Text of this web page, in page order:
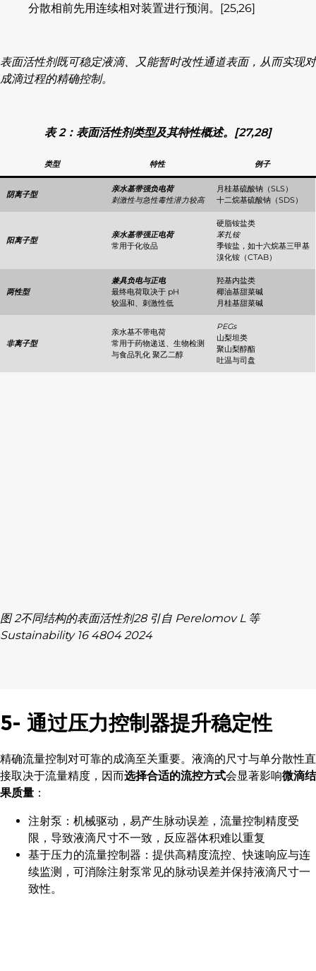
分散相前先用连续相对装置进行预润。[25,26]
表面活性剂既可稳定液滴、又能暂时改性通道表面，从而实现对
成滴过程的精确控制。
表 2：表面活性剂类型及其特性概述。[27,28]
类型 特性 例子
阴离子型
亲水基带强负电荷
刺激性与急性毒性潜力较高
月桂基硫酸钠（SLS）
十二烷基硫酸钠（SDS）
阳离子型
亲水基带强正电荷
常用于化妆品
硬脂铵盐类
苯扎铵
季铵盐，如十六烷基三甲基
溴化铵（CTAB）
两性型
兼具负电与正电
最终电荷取决于 pH
较温和、刺激性低
羟基内盐类
椰油基甜菜碱
月桂基甜菜碱
非离子型
亲水基不带电荷
常用于药物递送、生物检测
与食品乳化 聚乙二醇
PEGs
山梨坦类
聚山梨醇酯
吐温与司盘
图 2不同结构的表面活性剂28 引自 Perelomov L 等
Sustainability 16 4804 2024
5- 通过压力控制器提升稳定性
精确流量控制对可靠的成滴至关重要。液滴的尺寸与单分散性直
接取决于流量精度，因而选择合适的流控方式会显著影响微滴结
果质量 ：
注射泵：机械驱动，易产生脉动误差，流量控制精度受
限，导致液滴尺寸不一致，反应器体积难以重复
基于压力的流量控制器：提供高精度流控、快速响应与连
续监测，可消除注射泵常见的脉动误差并保持液滴尺寸一
致性。